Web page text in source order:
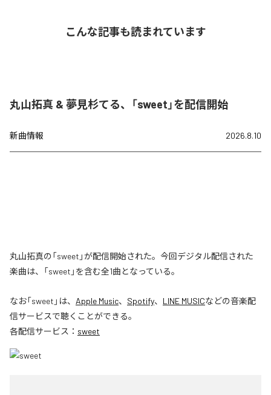
こんな記事も読まれています
丸山拓真 & 夢見杉てる、「sweet」を配信開始
新曲情報 2026.8.10
丸山拓真の「sweet」が配信開始された。今回デジタル配信された
楽曲は、「sweet」を含む全1曲となっている。
なお「sweet 」は、 Apple Music、 Spotify、 LINE MUSICなどの音楽配
信サービスで聴くことができる。
各配信サービス： sweet